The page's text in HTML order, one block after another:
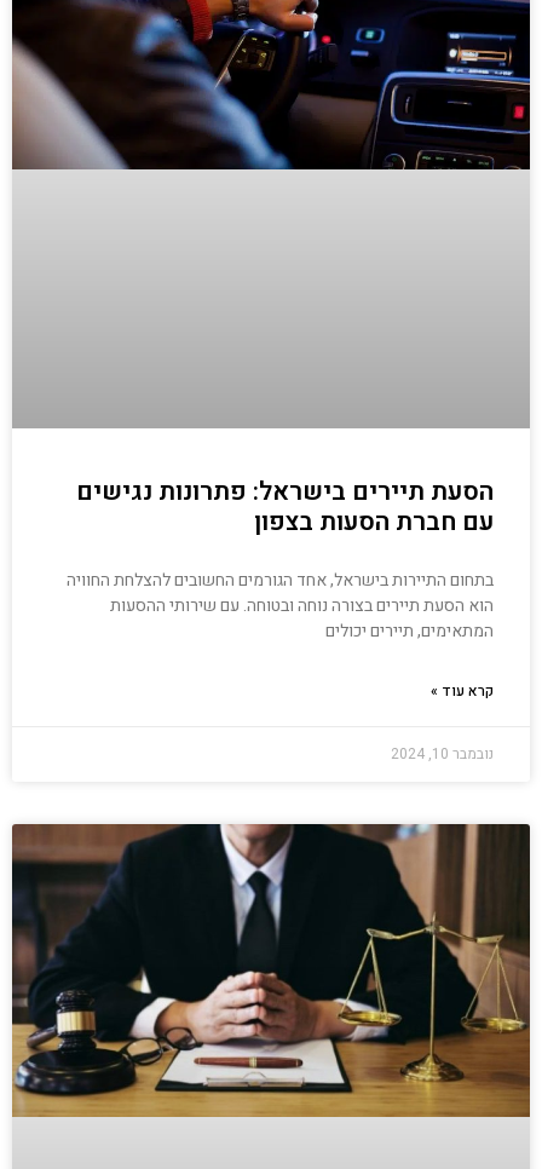
הסעת תיירים בישראל: פתרונות נגישים
עם חברת הסעות בצפון
בתחום התיירות בישראל, אחד הגורמים החשובים להצלחת החוויה
הוא הסעת תיירים בצורה נוחה ובטוחה. עם שירותי ההסעות
המתאימים, תיירים יכולים
קרא עוד »
נובמבר 10, 2024